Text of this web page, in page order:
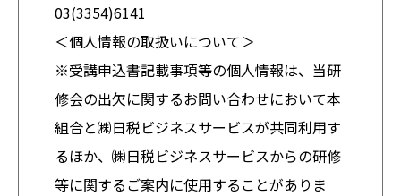
03(3354)6141
＜個人情報の取扱いについて＞
※受講申込書記載事項等の個人情報は、当研
修会の出欠に関するお問い合わせにおいて本
組合と㈱日税ビジネスサービスが共同利用す
るほか、㈱日税ビジネスサービスからの研修
等に関するご案内に使用することがありま